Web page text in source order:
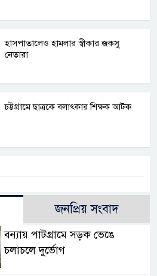
হাসপাতালেও হামলার স্বীকার জকসু
নেতারা
চট্টগ্রামে ছাত্রকে বলাৎকার শিক্ষক আটক
জনপ্রিয় সংবাদ
বন্যায় পাটগ্রামে সড়ক ভেঙে
চলাচলে দুর্ভোগ